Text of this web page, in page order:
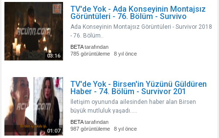
03:16
TV'de Yok - Ada Konseyinin Montajsız
Görüntüleri - 76. Bölüm - Survivo
Ada Konseyinin Montajsız Görüntüleri - Survivor 2018
- 76. Bölüm..
BETAtarafından
785 görüntüleme
8 yıl önce
01:07
TV'de Yok - Birsen'in Yüzünü Güldüren
Haber - 74. Bölüm - Survivor 201
İletişim oyununda ailesinden haber alan Birsen
büyük mutluluk yaşadı.....
BETAtarafından
987 görüntüleme
8 yıl önce